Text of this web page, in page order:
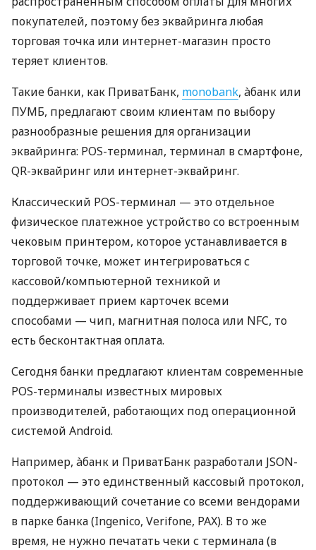
покупателей, поэтому без эквайринга любая
торговая точка или интернет-магазин просто
теряет клиентов.
Такие банки, как ПриватБанк, monobank, àбанк или
ПУМБ, предлагают своим клиентам по выбору
разнообразные решения для организации
эквайринга: POS-терминал, терминал в смартфоне,
QR-эквайринг или интернет-эквайринг.
Классический POS-терминал — это отдельное
физическое платежное устройство со встроенным
чековым принтером, которое устанавливается в
торговой точке, может интегрироваться с
кассовой/компьютерной техникой и
поддерживает прием карточек всеми
способами — чип, магнитная полоса или NFC, то
есть бесконтактная оплата.
Сегодня банки предлагают клиентам современные
POS-терминалы известных мировых
производителей, работающих под операционной
системой Android.
Например, àбанк и ПриватБанк разработали JSON-
протокол — это единственный кассовый протокол,
поддерживающий сочетание со всеми вендорами
в парке банка (Ingenico, Verifone, PAX). В то же
время, не нужно печатать чеки с терминала (в